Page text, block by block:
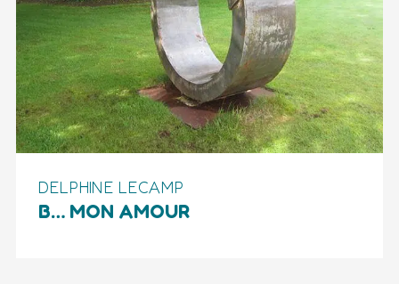
DELPHINE LECAMP
B… MON AMOUR